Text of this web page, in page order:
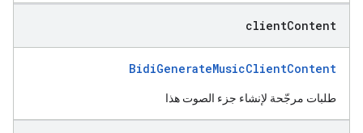
clientContent
BidiGenerateMusicClientContent
طلبات مرجّحة لإنشاء جزء الصوت هذا